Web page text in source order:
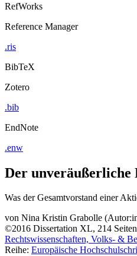
RefWorks
Reference Manager
.ris
BibTeX
Zotero
.bib
EndNote
.enw
Der
Was der Gesamtvorstand einer
von Nina Kristin Grabolle
©2016 Dissertation XL, 214 Seiten
Rechtswissenschaften, Volks- &
Reihe: Europäische